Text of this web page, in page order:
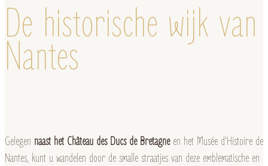
De historische wijk van
Nantes
Gelegen naast het Château des Ducs de Bretagneen het Musée d’Histoire de
Nantes, kunt u wandelen door de smalle straatjes van deze emblematische en